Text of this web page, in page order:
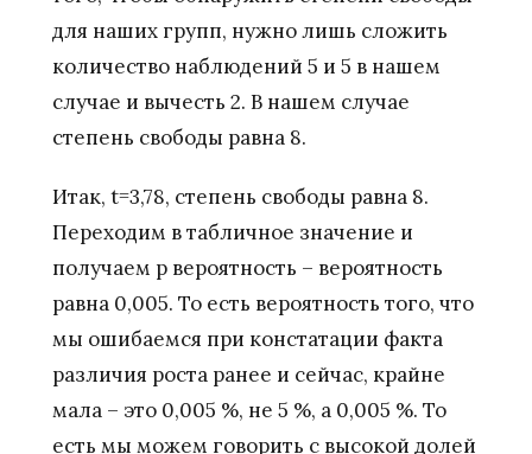
для наших групп, нужно лишь сложить
количество наблюдений 5 и 5 в нашем
случае и вычесть 2. В нашем случае
степень свободы равна 8.
Итак, t=3,78, степень свободы равна 8.
Переходим в табличное значение и
получаем р вероятность – вероятность
равна 0,005. То есть вероятность того, что
мы ошибаемся при констатации факта
различия роста ранее и сейчас, крайне
мала – это 0,005 %, не 5 %, а 0,005 %. То
есть мы можем говорить с высокой долей